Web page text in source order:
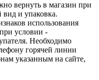
вернуть в магазин при
и упаковка.
использования
условии -
Необходимо
горячей линии
указанным на сайте,